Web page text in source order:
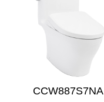
CCW887S7NA